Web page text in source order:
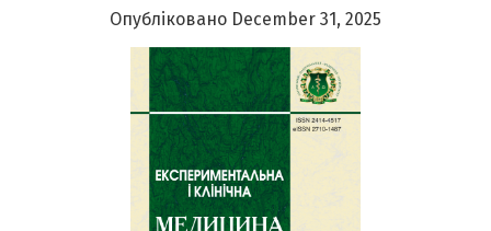
Опубліковано December 31, 2025